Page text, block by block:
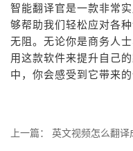
智能翻译官是一款非常
够帮助我们轻松应对各
无阻。无论你是商务人
用这款软件来提升自己
中，你会感受到它带来的
上一篇： 英文视频怎么翻译成中文？视频在线翻译工具分分